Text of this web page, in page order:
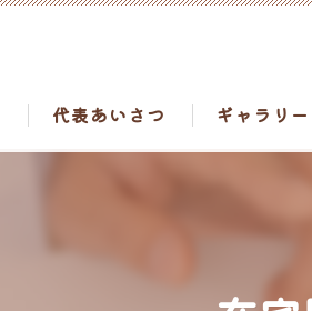
代表あいさつ ギャラリー